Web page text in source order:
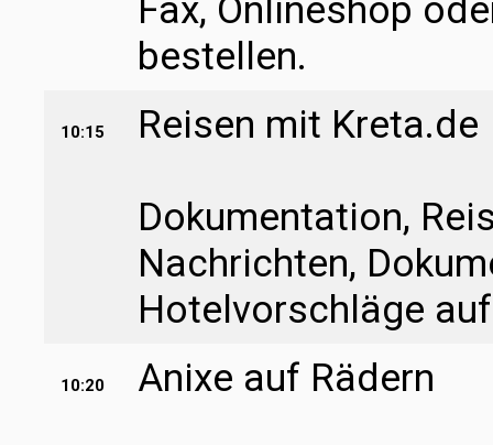
Fax, Onlineshop
bestellen.
10:15
Reisen mit Kreta.de
Dokumentation,
Nachrichten,
Hotelvorschläge
10:20
Anixe auf Rädern